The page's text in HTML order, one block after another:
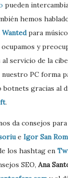
pueden
hemos
Wantedpara
y
servicio de la
PC forma
botnets gracias al
.
da consejos
e Igor San
los hashtag en
SEO, Ana